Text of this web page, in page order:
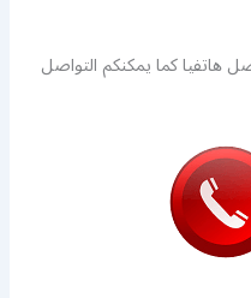
هاتفيا كما يمكنكم التواصل